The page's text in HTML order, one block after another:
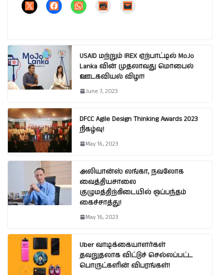
USAID மற்றும் IREX ஏற்பாட்டில் MoJo
Lanka வின் முதலாவது மொபைல்
ஊடகவியல் விழா!
June 7, 2023
DFCC Agile Design Thinking Awards 2023
நிகழ்வு!
May 16, 2023
அலியான்ஸ் லங்கா, நவலோக
வைத்தியசாலை
குழுமத்திற்கிடையில் ஒப்பந்தம்
கைச்சாத்து!
May 16, 2023
Uber வாடிக்கையாளர்கள்
தவறுதலாக விட்டுச் செல்லப்பட்ட
பொருட்களின் விபரங்கள்!